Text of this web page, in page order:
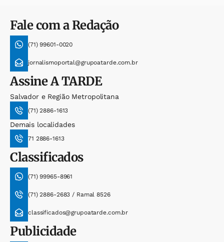
Fale com a Redação
(71) 99601-0020
jornalismoportal@grupoatarde.com.br
AssineA TARDE
Salvador e Região Metropolitana
(71) 2886-1613
Demais localidades
71 2886-1613
Classificados
(71) 99965-8961
(71) 2886-2683 / Ramal 8526
classificados@grupoatarde.com.br
Publicidade